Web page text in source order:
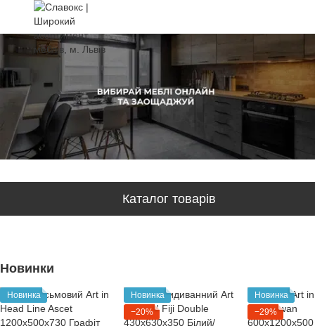
Каталог товарів
Новинки
Новинка
Новинка
−20%
Новинка
−29%